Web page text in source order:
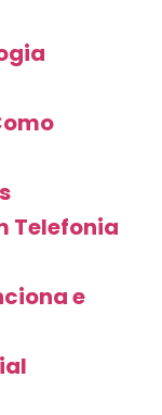
Telefonia
e